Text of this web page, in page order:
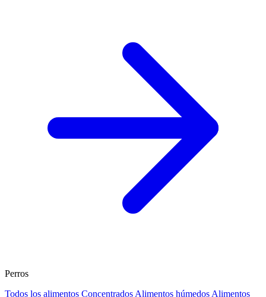
Perros
Todos los alimentos Concentrados Alimentos húmedos Alimentos